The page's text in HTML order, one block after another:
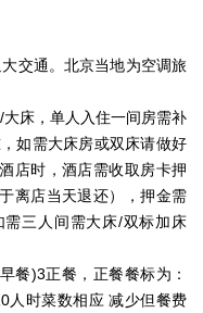
交通。北京当地为空调旅
床，单人入住一间房需补
如需大床房或双床请做好
店时，酒店需收取房卡押
离店当天退还），押金需
三人间需大床/双标加床
餐)3正餐，正餐餐标为：
人时菜数相应 减少但餐费